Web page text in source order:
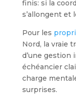
finis: si la
s’allongent et
Pour les
Nord, la vraie
d’une gestion
échéancier
charge
surprises.